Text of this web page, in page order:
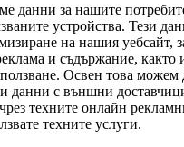
данни за нашите
устройства. Тези
на нашия уебсайт,
и съдържание, както
Освен това можем
данни с външни
техните онлайн
техните услуги.